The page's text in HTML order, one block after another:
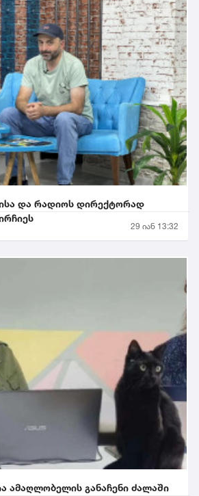
და რადიოს დირექტორად
29 იან 13:32
ამაღლობელის განაჩენი ძალაში